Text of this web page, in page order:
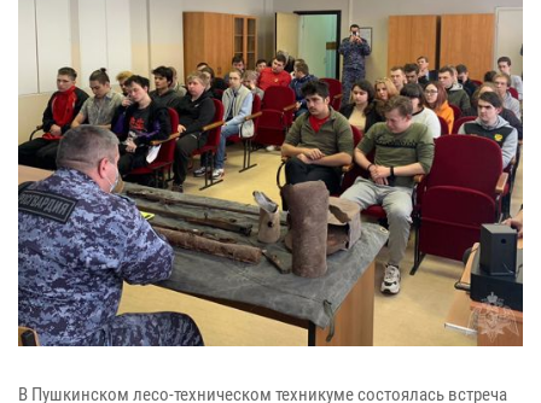
В Пушкинском лесо-техническом техникуме состоялась встреча